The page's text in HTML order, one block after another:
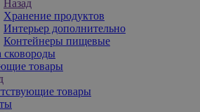
Назад
Хранение продуктов
Интерьер дополнительно
Контейнеры пищевые
сковороды
товары
товары